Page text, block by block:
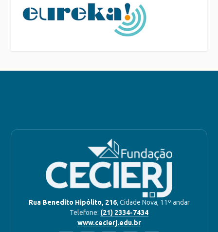
Rua Benedito Hipólito, 216, Cidade Nova, 11º andar
Telefone: (21) 2334-7434
www.cecierj.edu.br